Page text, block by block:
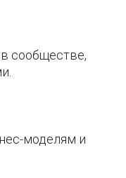
сообществе,
моделям и